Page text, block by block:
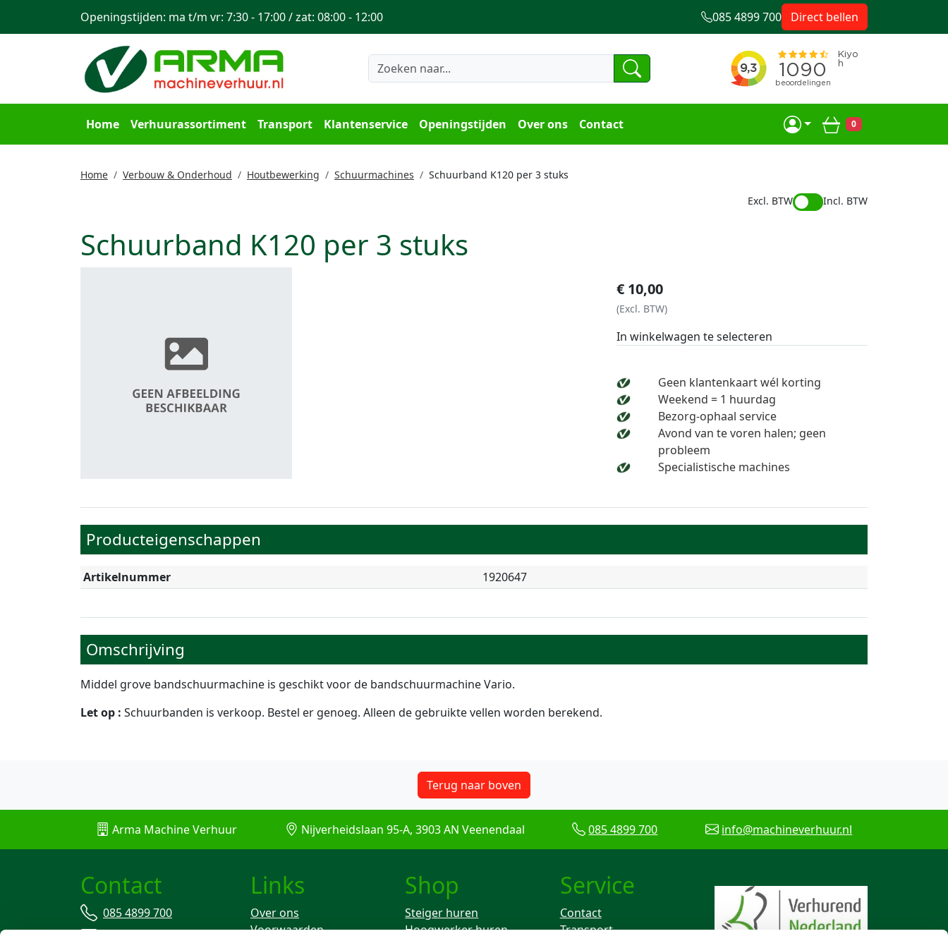
Home Verhuurassortiment Transport Klantenservice Openingstijden Over ons Contact Winkelwagen
0
Openingstijden: ma t/m vr: 7:30 - 17:00 / zat: 08:00 - 12:00 085 4899 700 Direct bellen
Home Verbouw & Onderhoud Houtbewerking Schuurmachines
Schuurband K120 per 3 stuks
Excl. BTW
Incl. BTW
Schuurband K120 per 3 stuks
€ 10,00
(Excl. BTW)
In winkelwagen te selecteren
Geen klantenkaart wél korting
Weekend = 1 huurdag
Bezorg-ophaal service
Avond van te voren halen; geen
probleem
Specialistische machines
Producteigenschappen
Artikelnummer 1920647
Omschrijving
Middel grove bandschuurmachine is geschikt voor de bandschuurmachine Vario.
Let op : Schuurbanden is verkoop. Bestel er genoeg. Alleen de gebruikte vellen worden berekend.
Terug naar boven
Arma Machine Verhuur Nijverheidslaan 95-A, 3903 AN Veenendaal 085 4899 700 info@machineverhuur.nl
Contact
085 4899 700
info@machineverhuur.nl
Links
Over ons
Voorwaarden
Shop
Steiger huren
Hoogwerker huren
Service
Contact
Transport